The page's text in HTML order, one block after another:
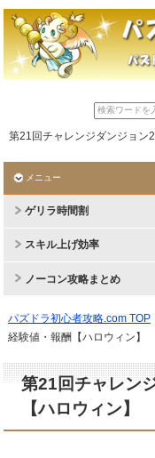
第21回チャレンジダンジョン
メニュー
ゲリラ時間割
スキル上げ効率
ノーコン攻略まとめ
パズドラ初心者攻略.com TOP
経験値・報酬【ハロウィン】
第21回チャレン
【ハロウィン】